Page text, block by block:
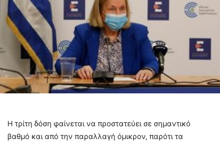
Η τρίτη δόση φαίνεται να προστατεύει σε σημαντικό
βαθμό και από την παραλλαγή όμικρον, παρότι τα